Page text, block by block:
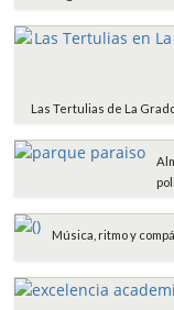
Las Tertulias de La
Música, ritmo y